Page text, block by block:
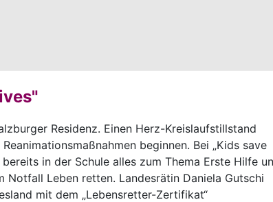
Residenz. Einen Herz-Kreislaufstillstand
beginnen. Bei „Kids save
in der Schule alles zum Thema Erste Hilfe
Notfall Leben retten. Landesrätin Daniela Gutschi
mit dem „Lebensretter-Zertifikat“